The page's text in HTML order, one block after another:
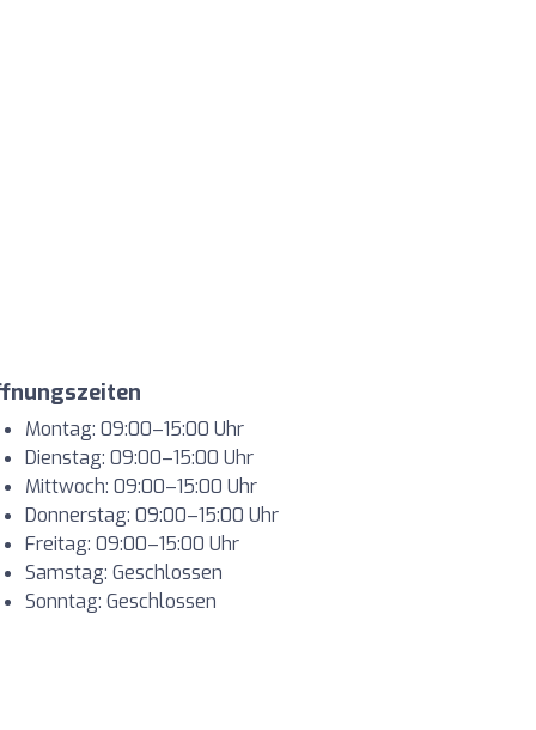
Montag: 09:00–15:00 Uhr
Dienstag: 09:00–15:00 Uhr
Mittwoch: 09:00–15:00 Uhr
Donnerstag: 09:00–15:00 Uhr
Freitag: 09:00–15:00 Uhr
Samstag: Geschlossen
Sonntag: Geschlossen